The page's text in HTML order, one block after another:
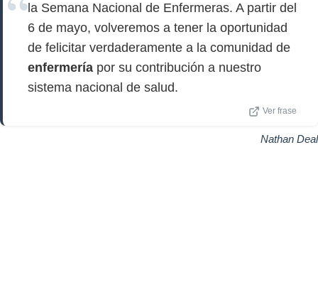
la Semana Nacional de Enfermeras. A partir del
6 de mayo, volveremos a tener la oportunidad
de felicitar verdaderamente a la comunidad de
enfermería por su contribución a nuestro
sistema nacional de salud.
Ver frase
Nathan Deal